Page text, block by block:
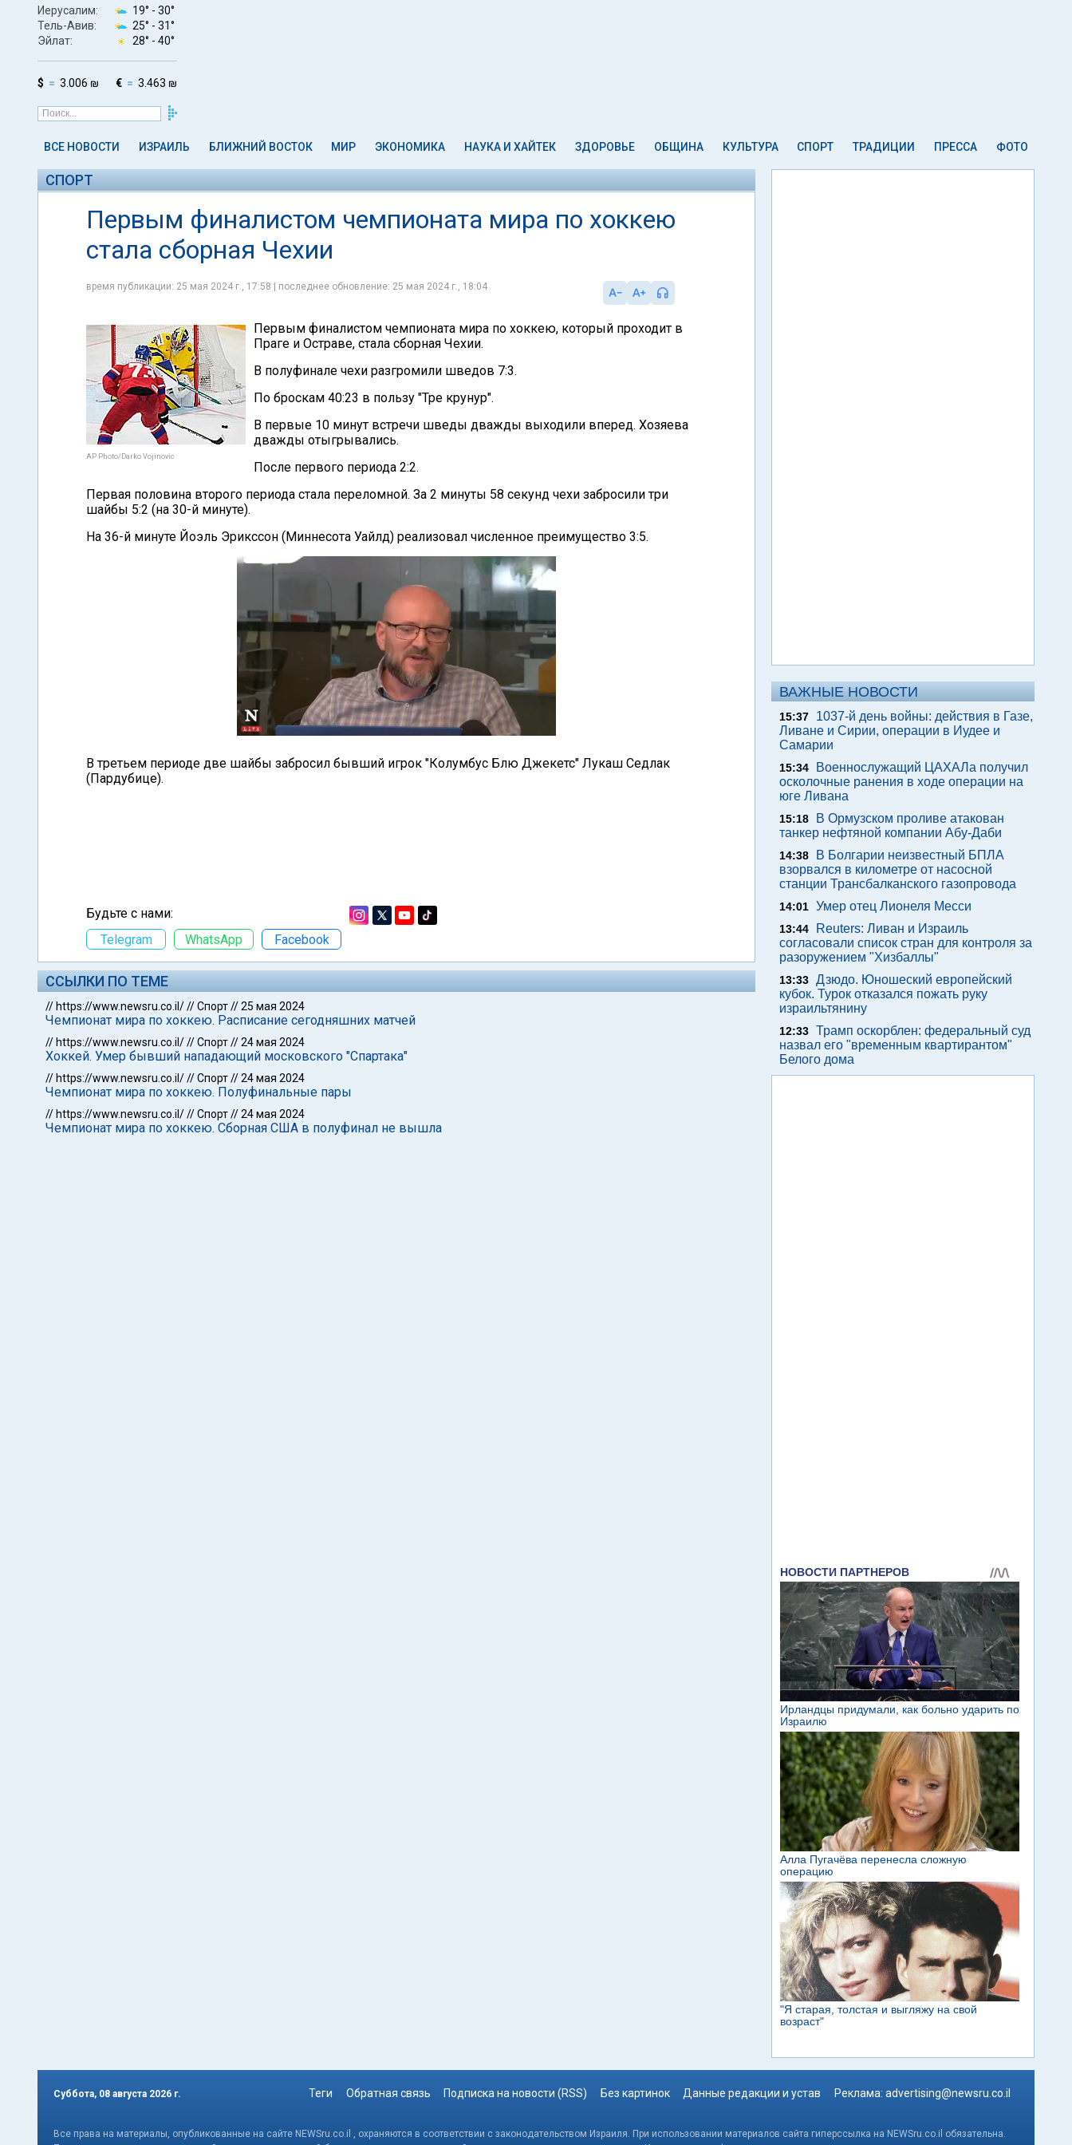
Иерусалим: 19° - 30°
Тель-Авив:
25° - 31°
Эйлат:
28° - 40°
$ 3.006 ₪ € 3.463 ₪
ВСЕ НОВОСТИ ИЗРАИЛЬ БЛИЖНИЙ ВОСТОК МИР ЭКОНОМИКА НАУКА И ХАЙТЕК ЗДОРОВЬЕ ОБЩИНА КУЛЬТУРА СПОРТ ТРАДИЦИИ ПРЕССА ФОТО
СПОРТ
Первым финалистом чемпионата мира по хоккею
стала сборная Чехии
время публикации: 25 мая 2024 г., 17:58 | последнее обновление: 25 мая 2024 г., 18:04
AP Photo/Darko Vojinovic
Первым финалистом чемпионата мира по хоккею, который проходит в
Праге и Остраве, стала сборная Чехии.
В полуфинале чехи разгромили шведов 7:3.
По броскам 40:23 в пользу "Тре крунур".
В первые 10 минут встречи шведы дважды выходили вперед. Хозяева
дважды отыгрывались.
После первого периода 2:2.
Первая половина второго периода стала переломной. За 2 минуты 58 секунд чехи забросили три
шайбы 5:2 (на 30-й минуте).
На 36-й минуте Йоэль Эрикссон (Миннесота Уайлд) реализовал численное преимущество 3:5.
В третьем периоде две шайбы забросил бывший игрок "Колумбус Блю Джекетс" Лукаш Седлак
(Пардубице).
Будьте с нами:
Telegram
WhatsApp Facebook
ССЫЛКИ ПО ТЕМЕ
// https://www.newsru.co.il///Спорт//25 мая 2024
Чемпионат мира по хоккею. Расписание сегодняшних матчей
// https://www.newsru.co.il///Спорт//24 мая 2024
Хоккей. Умер бывший нападающий московского "Спартака"
// https://www.newsru.co.il///Спорт//24 мая 2024
Чемпионат мира по хоккею. Полуфинальные пары
// https://www.newsru.co.il///Спорт//24 мая 2024
Чемпионат мира по хоккею. Сборная США в полуфинал не вышла
ВАЖНЫЕ НОВОСТИ
15:37
1037-й день войны: действия в Газе,
Ливане и Сирии, операции в Иудее и
Самарии
15:34
Военнослужащий ЦАХАЛа получил
осколочные ранения в ходе операции на
юге Ливана
15:18
В Ормузском проливе атакован
танкер нефтяной компании Абу-Даби
14:38
В Болгарии неизвестный БПЛА
взорвался в километре от насосной
станции Трансбалканского газопровода
14:01 Умер отец Лионеля Месси
13:44
Reuters: Ливан и Израиль
согласовали список стран для контроля за
разоружением "Хизбаллы"
13:33 Дзюдо. Юношеский европейский
кубок. Турок отказался пожать руку
израильтянину
12:33 Трамп оскорблен: федеральный суд
назвал его "временным квартирантом"
Белого дома
Суббота, 08 августа 2026 г. Теги Обратная связь Подписка на новости (RSS) Без картинок Данные редакции и устав Реклама: advertising@newsru.co.il
Все права на материалы, опубликованные на сайте NEWSru.co.il , охраняются в соответствии с законодательством Израиля. При использовании материалов сайта гиперссылка на NEWSru.co.il обязательна.